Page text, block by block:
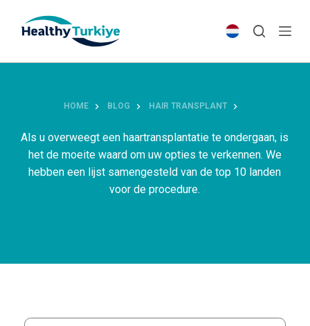
p
HOME BLOG HAIR TRANSPLANT
Als u overweegt een haartransplantatie te ondergaan, is
het de moeite waard om uw opties te verkennen. We
hebben een lijst samengesteld van de top 10 landen
voor de procedure.